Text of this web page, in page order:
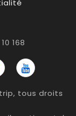
168
tous droits